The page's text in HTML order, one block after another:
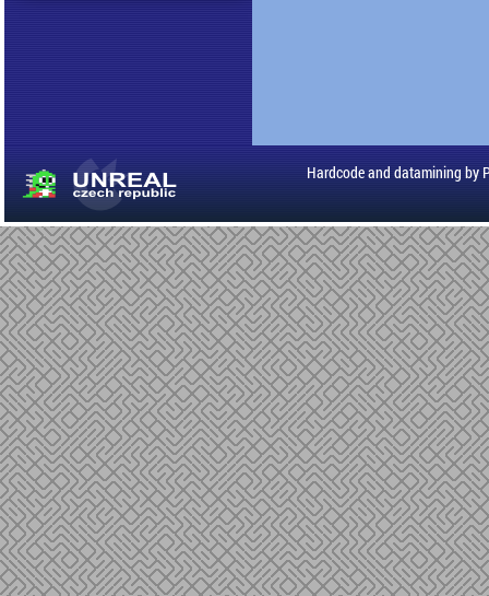
Hardcode and datamining by